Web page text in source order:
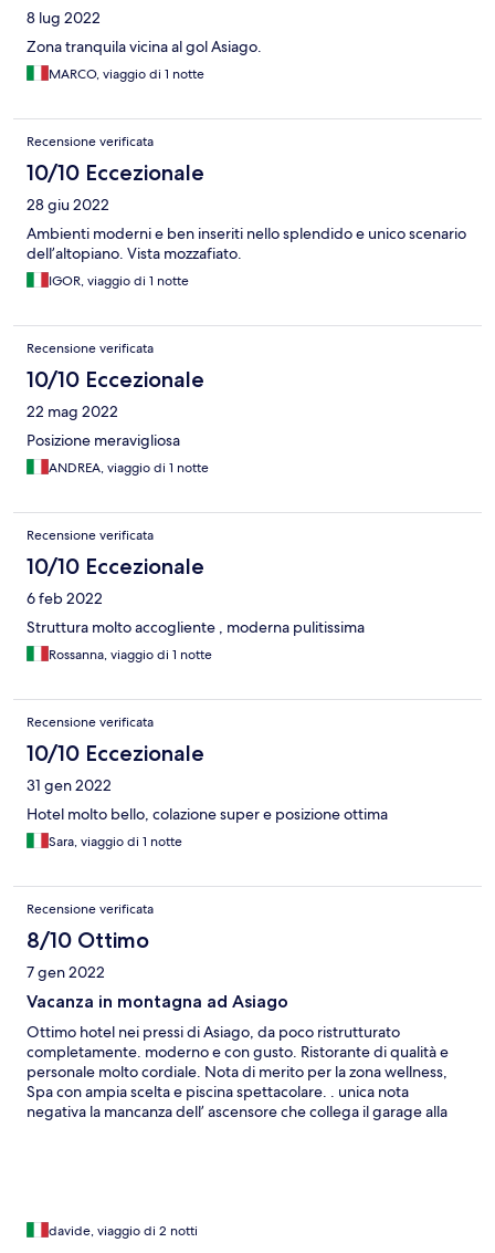
8 lug 2022
Zona tranquila vicina al gol Asiago.
MARCO, viaggio di 1 notte
Recensione verificata
10/10 Eccezionale
28 giu 2022
Ambienti moderni e ben inseriti nello splendido e unico scenario
dell’altopiano. Vista mozzafiato.
IGOR, viaggio di 1 notte
Recensione verificata
10/10 Eccezionale
22 mag 2022
Posizione meravigliosa
ANDREA, viaggio di 1 notte
Recensione verificata
10/10 Eccezionale
6 feb 2022
Struttura molto accogliente , moderna pulitissima
Rossanna, viaggio di 1 notte
Recensione verificata
10/10 Eccezionale
31 gen 2022
Hotel molto bello, colazione super e posizione ottima
Sara, viaggio di 1 notte
Recensione verificata
8/10 Ottimo
7 gen 2022
Vacanza in montagna ad Asiago
Ottimo hotel nei pressi di Asiago, da poco ristrutturato
completamente. moderno e con gusto. Ristorante di qualità e
personale molto cordiale. Nota di merito per la zona wellness,
Spa con ampia scelta e piscina spettacolare. . unica nota
negativa la mancanza dell’ ascensore che collega il garage alla
davide, viaggio di 2 notti